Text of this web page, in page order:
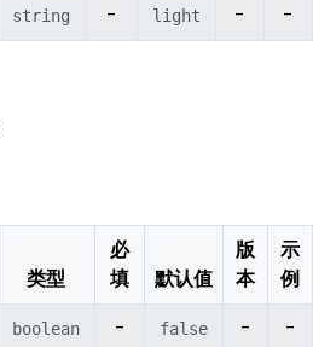
string - light - -
类型
必
填
默认值
版
本
示
例
boolean - false - -